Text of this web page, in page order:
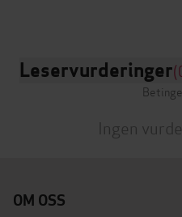
Leservurderinger
Ingen
OM OSS